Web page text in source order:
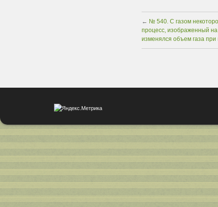
← № 540. С газом
процесс, изображенный
изменялся объем газа